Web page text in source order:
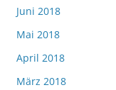
Juni 2018
Mai 2018
April 2018
März 2018